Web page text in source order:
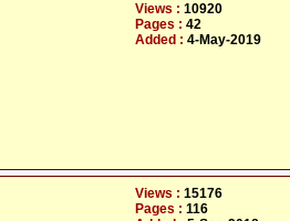
Views : 10920
Pages : 42
Added : 4-May-2019
Views : 15176
Pages : 116